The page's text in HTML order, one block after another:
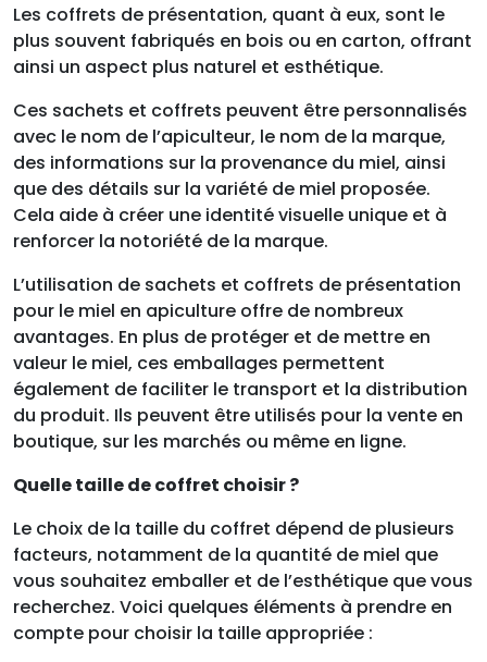
Les coffrets de présentation, quant à eux, sont le
plus souvent fabriqués en bois ou en carton, offrant
ainsi un aspect plus naturel et esthétique.
Ces sachets et coffrets peuvent être personnalisés
avec le nom de l’apiculteur, le nom de la marque,
des informations sur la provenance du miel, ainsi
que des détails sur la variété de miel proposée.
Cela aide à créer une identité visuelle unique et à
renforcer la notoriété de la marque.
L’utilisation de sachets et coffrets de présentation
pour le miel en apiculture offre de nombreux
avantages. En plus de protéger et de mettre en
valeur le miel, ces emballages permettent
également de faciliter le transport et la distribution
du produit. Ils peuvent être utilisés pour la vente en
boutique, sur les marchés ou même en ligne.
Quelle taille de coffret choisir ?
Le choix de la taille du coffret dépend de plusieurs
facteurs, notamment de la quantité de miel que
vous souhaitez emballer et de l’esthétique que vous
recherchez. Voici quelques éléments à prendre en
compte pour choisir la taille appropriée :